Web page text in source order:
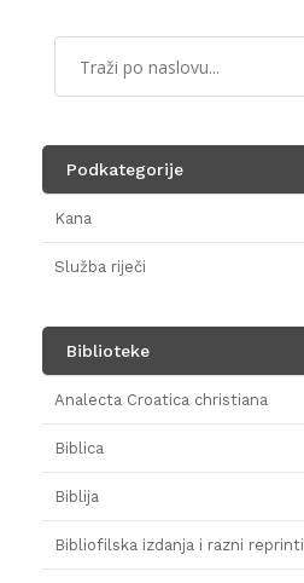
Podkategorije
Kana
Služba riječi
Biblioteke
Analecta Croatica christiana
Biblica
Biblija
Bibliofilska izdanja i razni reprinti